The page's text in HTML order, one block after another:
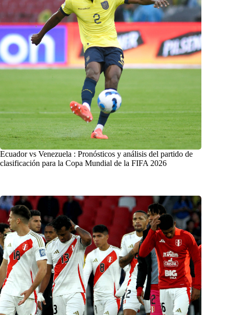
Ecuador vs Venezuela : Pronósticos y análisis del partido de
clasificación para la Copa Mundial de la FIFA 2026